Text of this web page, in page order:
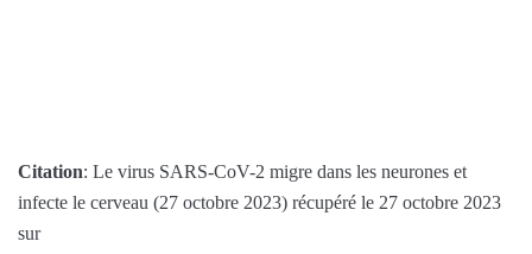
Citation: Le virus SARS-CoV-2 migre dans les neurones et
infecte le cerveau (27 octobre 2023) récupéré le 27 octobre 2023
sur